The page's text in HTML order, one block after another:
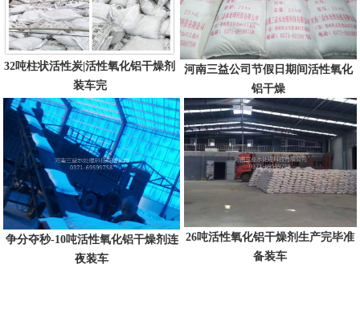
32吨柱状活性炭|活性氧化铝干燥剂
装车完
河南三益公司节假日期间活性氧化
铝干燥
争分夺秒-10吨活性氧化铝干燥剂连
夜装车
26吨活性氧化铝干燥剂生产完毕准
备装车